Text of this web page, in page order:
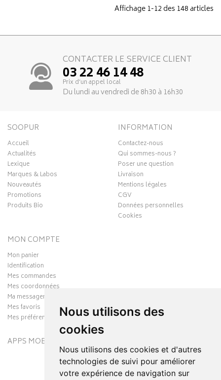
Nous utilisons des
cookies
Nous utilisons des cookies et d'autres
technologies de suivi pour améliorer
votre expérience de navigation sur
Affichage 1-12 des 148 articles
CONTACTER LE SERVICE CLIENT
03 22 46 14 48
Prix d’un appel local
Du lundi au vendredi de 8h30 à 16h30
SOOPUR
Accueil
Actualités
Lexique
Marques & Labos
Nouveautés
Promotions
Produits Bio
INFORMATION
Contactez-nous
Qui sommes-nous ?
Poser une question
Livraison
Mentions légales
CGV
Données personnelles
Cookies
MON COMPTE
Mon panier
Identification
Mes commandes
Mes coordonnées
Ma messagerie
Mes favoris
Mes préférences Cookies
APPS MOBILES